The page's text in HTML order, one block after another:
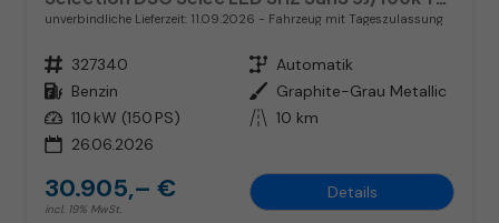
unverbindliche Lieferzeit: 11.09.2026 Fahrzeug mit Tageszulassung
Fahrzeugnr. 327340 Getriebe Automatik
Kraftstoff Benzin Außenfarbe Graphite-Grau Metallic
Leistung 110 kW (150 PS) Kilometerstand 10 km
26.06.2026
30.905,– €
incl. 19% MwSt.
Details